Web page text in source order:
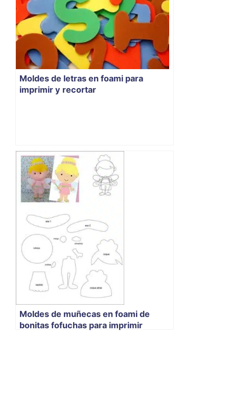
Moldes de letras en foami para
imprimir y recortar
Moldes de muñecas en foami de
bonitas fofuchas para imprimir